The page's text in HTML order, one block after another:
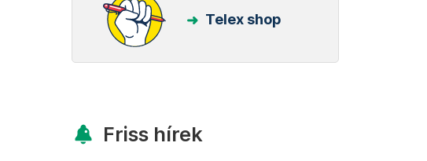
Telex shop
Friss hírek